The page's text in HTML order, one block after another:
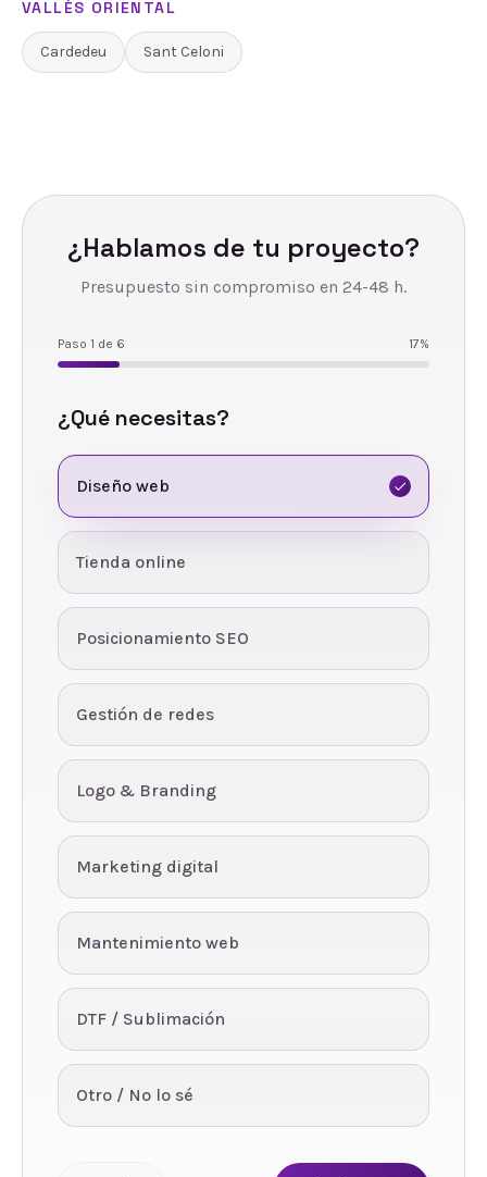
VALLÈS ORIENTAL
Cardedeu Sant Celoni
¿Hablamos de tu proyecto?
Presupuesto sin compromiso en 24-48 h.
Paso 1 de 6 17%
¿Qué necesitas?
Diseño web
Tienda online
Posicionamiento SEO
Gestión de redes
Logo & Branding
Marketing digital
Mantenimiento web
DTF / Sublimación
Otro / No lo sé